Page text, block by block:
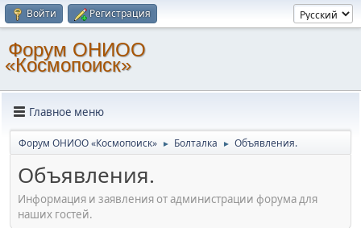
Войти Регистрация
Форум ОНИОО
«Космопоиск»
Главное меню
Форум ОНИОО «Космопоиск» ► Болталка ► Объявления.
Объявления.
Информация и заявления от администрации форума для
наших гостей.